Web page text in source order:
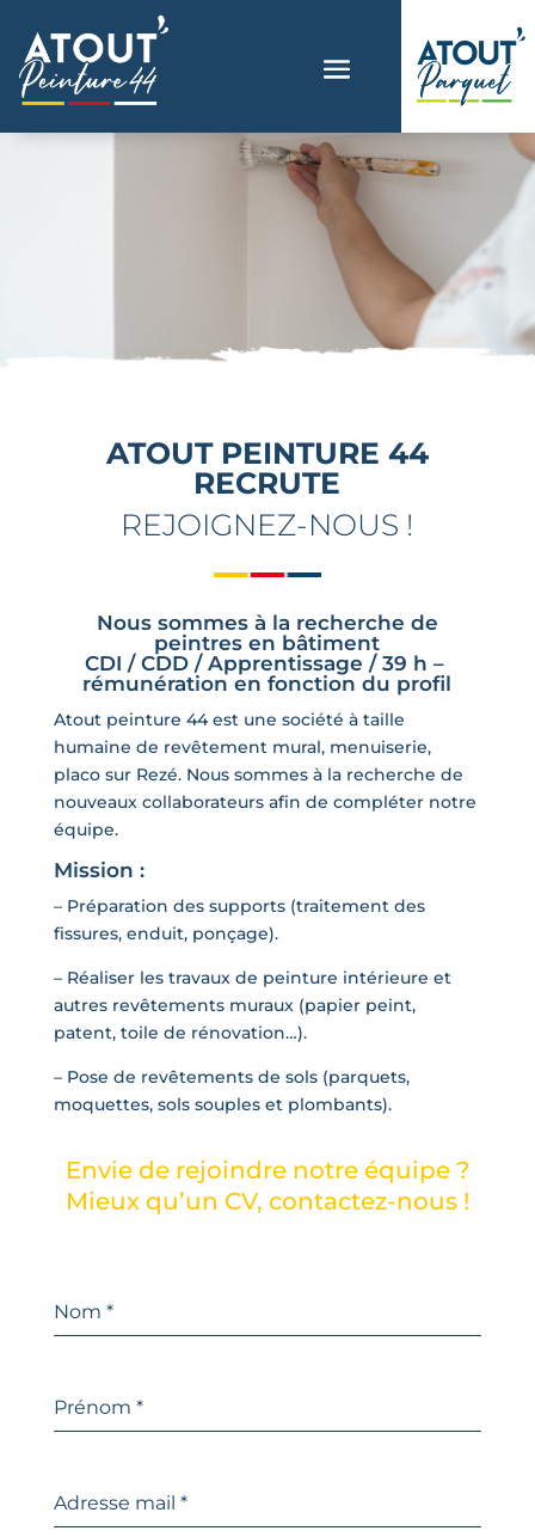
ATOUT PEINTURE 44
RECRUTE
REJOIGNEZ-NOUS !
Nous sommes à la recherche de
peintres en bâtiment
CDI / CDD / Apprentissage / 39 h –
rémunération en fonction du profil
Atout peinture 44 est une société à taille
humaine de revêtement mural, menuiserie,
placo sur Rezé. Nous sommes à la recherche de
nouveaux collaborateurs afin de compléter notre
équipe.
Mission :
– Préparation des supports (traitement des
fissures, enduit, ponçage).
– Réaliser les travaux de peinture intérieure et
autres revêtements muraux (papier peint,
patent, toile de rénovation…).
– Pose de revêtements de sols (parquets,
moquettes, sols souples et plombants).
Envie de rejoindre notre équipe ?
Mieux qu’un CV, contactez-nous !
Nom *
Prénom *
Adresse mail *